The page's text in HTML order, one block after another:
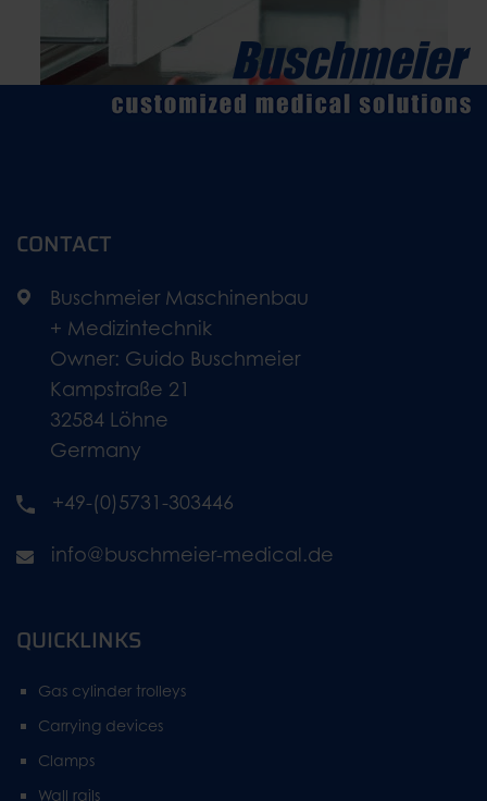
CONTACT
Buschmeier Maschinenbau
+ Medizintechnik
Owner: Guido Buschmeier
Kampstraße 21
32584 Löhne
Germany
+49-(0)5731-303446
info@buschmeier-medical.de
QUICKLINKS
Gas cylinder trolleys
Carrying devices
Clamps
Wall rails